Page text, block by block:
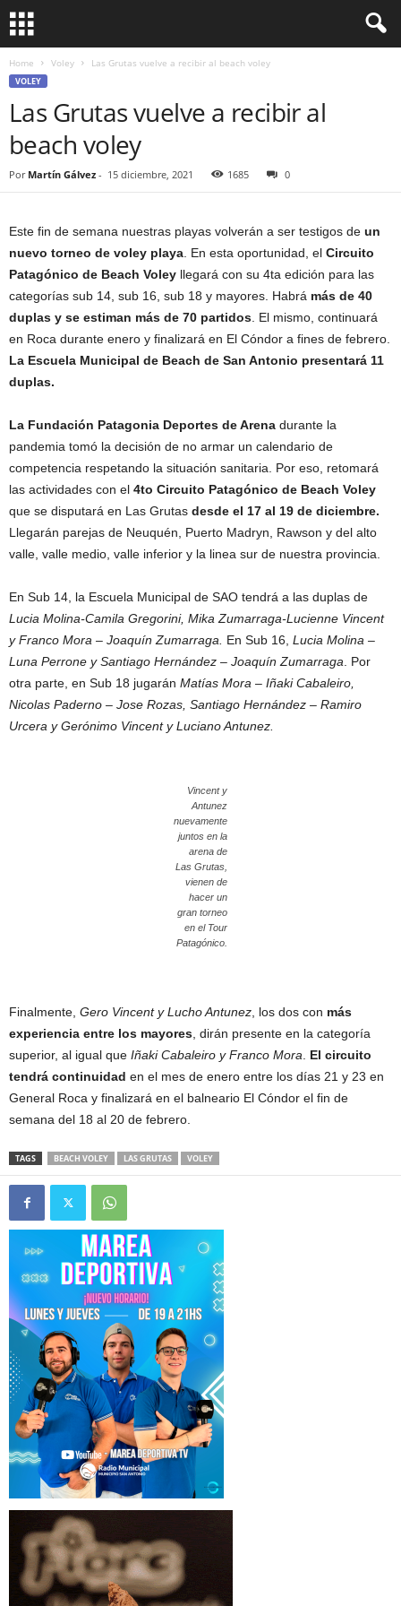
Home Voley Las Grutas vuelve a recibir al beach voley
VOLEY
Las Grutas vuelve a recibir al
beach voley
Por Martín Gálvez - 15 diciembre, 2021 1685 0
Este fin de semana nuestras playas volverán a ser testigos de un
nuevo torneo de voley playa . En esta oportunidad, el Circuito
Patagónico de Beach Voley llegará con su 4ta edición para las
categorías sub 14, sub 16, sub 18 y mayores. Habrá más de 40
duplas y se estiman más de 70 partidos . El mismo, continuará
en Roca durante enero y finalizará en El Cóndor a fines de febrero.
La Escuela Municipal de Beach de San Antonio presentará 11
duplas.
La Fundación Patagonia Deportes de Arena durante la
pandemia tomó la decisión de no armar un calendario de
competencia respetando la situación sanitaria. Por eso, retomará
las actividades con el 4to Circuito Patagónico de Beach Voley
que se disputará en Las Grutas desde el 17 al 19 de diciembre.
Llegarán parejas de Neuquén, Puerto Madryn, Rawson y del alto
valle, valle medio, valle inferior y la linea sur de nuestra provincia.
En Sub 14, la Escuela Municipal de SAO tendrá a las duplas de
Lucia Molina-Camila Gregorini, Mika Zumarraga-Lucienne Vincent
y Franco Mora – Joaquín Zumarraga.
En Sub 16, Lucia Molina –
Luna Perrone y Santiago Hernández – Joaquín Zumarraga . Por
otra parte, en Sub 18 jugarán Matías Mora – Iñaki Cabaleiro,
Nicolas Paderno – Jose Rozas, Santiago Hernández – Ramiro
Urcera y Gerónimo Vincent y Luciano Antunez.
Vincent y
Antunez
nuevamente
juntos en la
arena de
Las Grutas,
vienen de
hacer un
gran torneo
en el Tour
Patagónico.
Finalmente, Gero Vincent y Lucho Antunez , los dos con más
experiencia entre los mayores , dirán presente en la categoría
superior, al igual que Iñaki Cabaleiro y Franco Mora
El circuito
tendrá continuidad en el mes de enero entre los días 21 y 23 en
General Roca y finalizará en el balneario El Cóndor el fin de
semana del 18 al 20 de febrero.
TAGS BEACH VOLEY LAS GRUTAS VOLEY